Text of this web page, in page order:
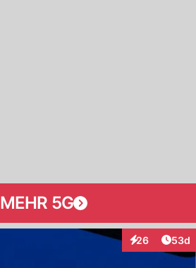
MEHR 5G
26
Interaktionen
53d